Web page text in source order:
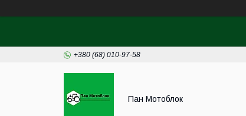
+380 (68) 010-97-58
Пан Мотоблок